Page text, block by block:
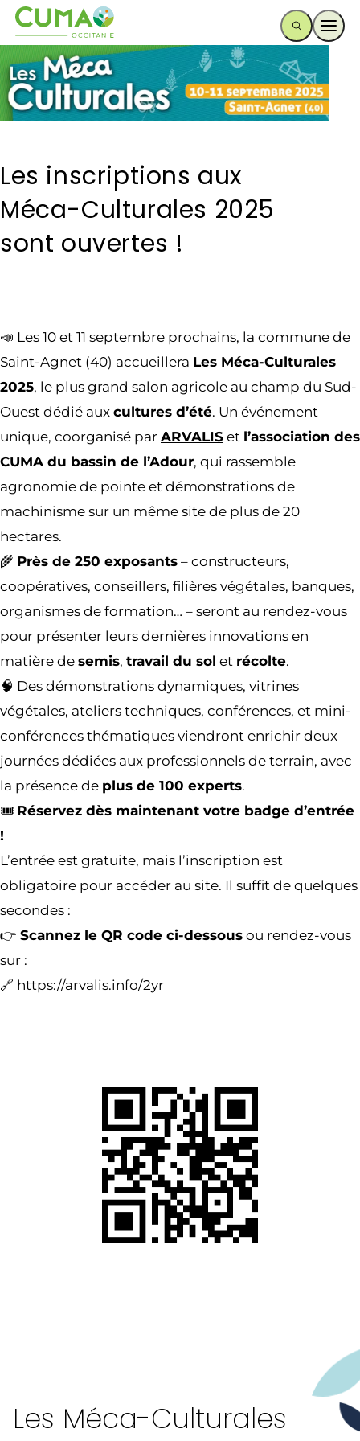
Les inscriptions aux
Méca-Culturales 2025
sont ouvertes !
📣 Les 10 et 11 septembre prochains, la commune de
Saint-Agnet (40) accueillera Les Méca-Culturales
2025, le plus grand salon agricole au champ du Sud-
Ouest dédié aux cultures d’été. Un événement
unique, coorganisé par ARVALIS et l’association des
CUMA du bassin de l’Adour, qui rassemble
agronomie de pointe et démonstrations de
machinisme sur un même site de plus de 20
hectares.
🌾 Près de 250 exposants – constructeurs,
coopératives, conseillers, filières végétales, banques,
organismes de formation… – seront au rendez-vous
pour présenter leurs dernières innovations en
matière de semis, travail du sol et récolte.
🧠 Des démonstrations dynamiques, vitrines
végétales, ateliers techniques, conférences, et mini-
conférences thématiques viendront enrichir deux
journées dédiées aux professionnels de terrain, avec
la présence de plus de 100 experts.
🎟️ Réservez dès maintenant votre badge d’entrée
!
L’entrée est gratuite, mais l’inscription est
obligatoire pour accéder au site. Il suffit de quelques
secondes :
👉 Scannez le QR code ci-dessous ou rendez-vous
sur :
🔗 https://arvalis.info/2yr
Les Méca-Culturales